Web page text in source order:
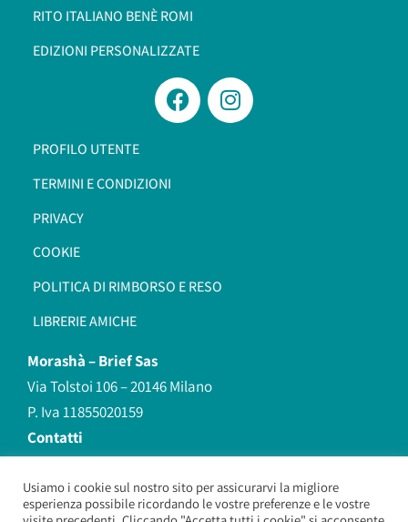
RITO ITALIANO BENÈ ROMI​
EDIZIONI PERSONALIZZATE
PROFILO UTENTE
TERMINI E CONDIZIONI
PRIVACY
COOKIE
POLITICA DI RIMBORSO E RESO
LIBRERIE AMICHE
Morashà –Brief Sas
Via Tolstoi 106 – 20146 Milano
P. Iva 11855020159
Contatti
redazione@morasha.it
339 8596707
(anche Whatsapp)
Usiamo i cookie sul nostro sito per assicurarvi la migliore
esperienza possibile ricordando le vostre preferenze e le vostre